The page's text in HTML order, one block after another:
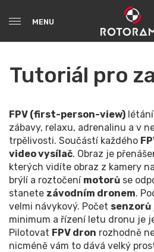
MENU
Tutoriál pro
FPV (first-person-view)
zábavy, relaxu, adrenalinu a v
trpělivosti. Součástí každého
video vysílač. Obraz je
kterých vidíte obraz z kamery
brýlí a roztočení motorů se
stanete závodním dronem.
velmi návykový. Počet senzorů
minimum a řízení letu dronu je
Pilotovat FPV dron rozhodně
nicméně vám to dává velký